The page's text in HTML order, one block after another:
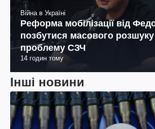
Війна в Україні
Реформа мобілізації від
позбутися масового розшуку
проблему СЗЧ
14 годин тому
Інші новини